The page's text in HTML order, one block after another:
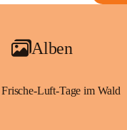
Alben
Frische-Luft-Tage im Wald